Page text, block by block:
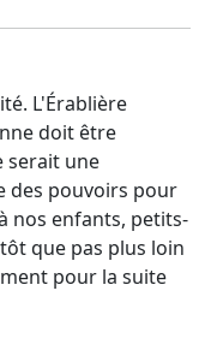
L'Érablière
doit être
serait une
des pouvoirs pour
nos enfants, petits-
que pas plus loin
pour la suite